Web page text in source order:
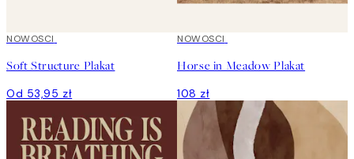
NOWOSCI
Soft Structure Plakat
Od 53,95 zł
NOWOSCI
Horse in Meadow Plakat
108 zł